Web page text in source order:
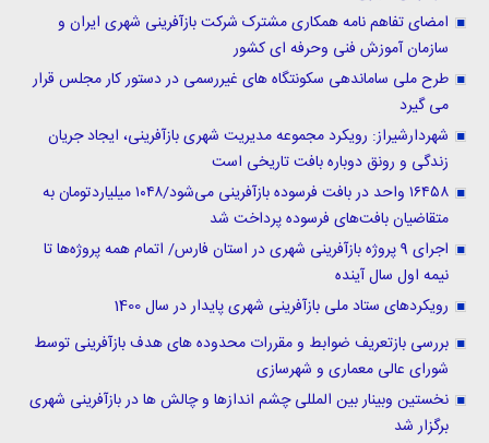
امضای تفاهم نامه همکاری مشترک شرکت بازآفرینی شهری ایران و
سازمان آموزش فنی وحرفه ای کشور
طرح ملی ساماندهی سکونتگاه های غیررسمی در دستور کار مجلس قرار
می گیرد
شهردارشیراز: رویکرد مجموعه مدیریت شهری بازآفرینی، ایجاد جریان
زندگی و رونق دوباره بافت تاریخی است
۱۶۴۵۸ واحد در بافت فرسوده بازآفرینی می‌شود/۱۰۴۸ میلیاردتومان به
متقاضیان بافت‌های فرسوده پرداخت شد
اجرای 9 پروژه بازآفرینی شهری در استان فارس/ اتمام همه پروژه‌ها تا
نیمه اول سال آینده
رویکردهای ستاد ملی بازآفرینی شهری پایدار در سال 1400
بررسی بازتعریف ضوابط و مقررات محدوده های هدف بازآفرینی توسط
شورای عالی معماری و شهرسازی
نخستین وبینار بین المللی چشم اندازها و چالش ها در بازآفرینی شهری
برگزار شد